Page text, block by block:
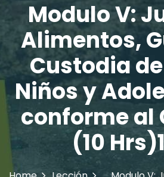
Modulo V:
Alimentos,
Custodia
Niños y
conforme al
(10